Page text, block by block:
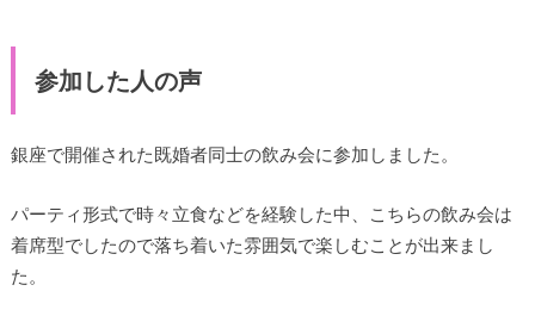
参加した人の声
銀座で開催された既婚者同士の飲み会に参加しました。
パーティ形式で時々立食などを経験した中、こちらの飲み会は
着席型でしたので落ち着いた雰囲気で楽しむことが出来まし
た。